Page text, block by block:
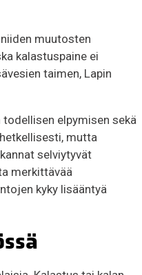
muutosten
kalastuspaine ei
taimen, Lapin
elpymisen sekä
mutta
selviytyvät
merkittävää
kyky lisääntyä